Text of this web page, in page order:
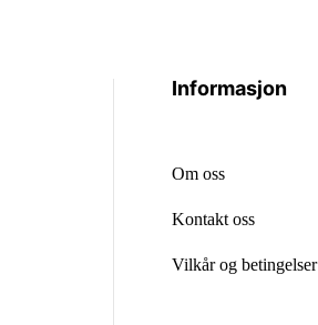
Informasjon
Om oss
Kontakt oss
Vilkår og betingelser